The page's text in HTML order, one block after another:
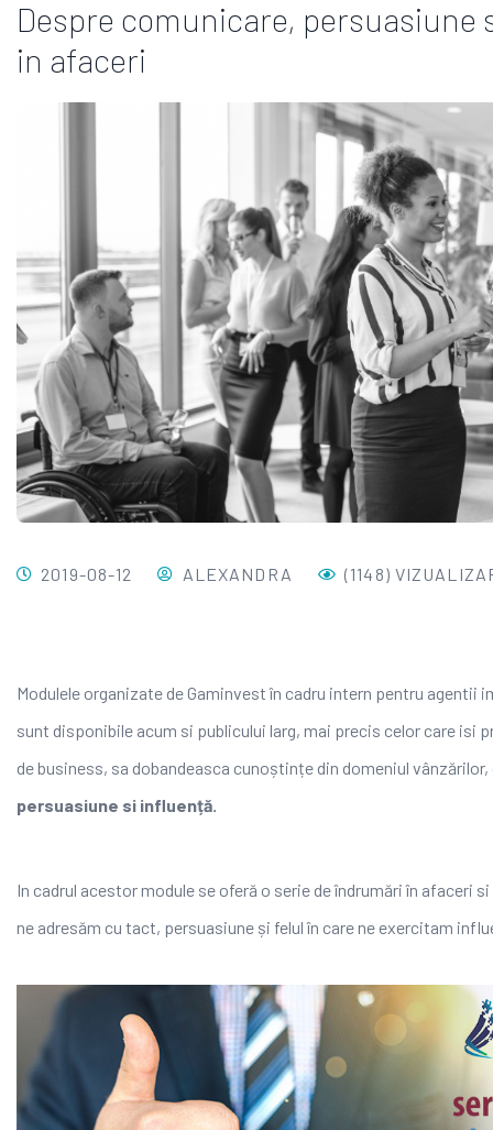
Despre comunicare, persuasiune
in afaceri
2019-08-12 ALEXANDRA (1148)
Modulele organizate de Gaminvest în cadru intern pentru
sunt disponibile acum si publicului larg, mai precis celor care isi
de business, sa dobandeasca cunoștințe din domeniul
persuasiune si influență.
In cadrul acestor module se oferă o serie de îndrumări în afaceri
ne adresăm cu tact, persuasiune și felul în care ne exercitam